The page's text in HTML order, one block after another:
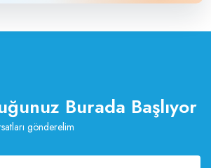
Burada Başlıyor
gönderelim